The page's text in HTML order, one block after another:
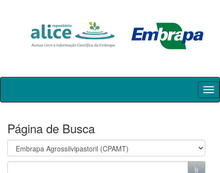
Skip
Página de Busca